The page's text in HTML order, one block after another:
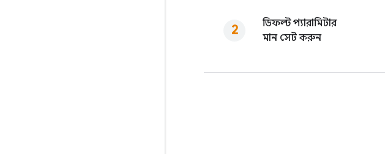
ডিফল্ট প্যারামিটার
মান সেট করুন